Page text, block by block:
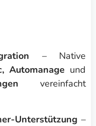
– Native
Automanage und
vereinfacht
Unterstützung –